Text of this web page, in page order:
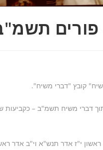
פורים
קובץ "דברי משיח".
משיח תשמ"ב – כקביעות שנה
י"ז אדר תנש"א וי"ב אדר